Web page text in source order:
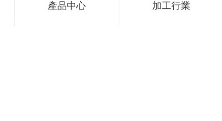
草色视频蜜 %A-17c
產品中心 加工行業